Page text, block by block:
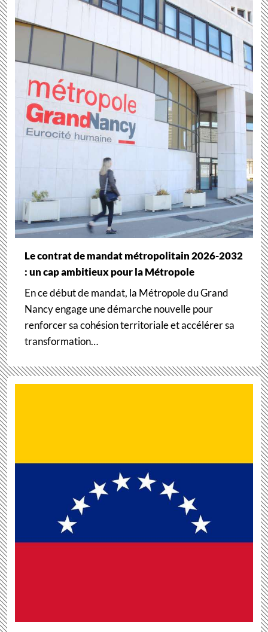
Le contrat de mandat métropolitain 2026-2032
: un cap ambitieux pour la Métropole
En ce début de mandat, la Métropole du Grand
Nancy engage une démarche nouvelle pour
renforcer sa cohésion territoriale et accélérer sa
transformation…